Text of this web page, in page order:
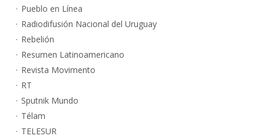
Pueblo en Línea
Radiodifusión Nacional del Uruguay
Rebelión
Resumen Latinoamericano
Revista Movimento
RT
Sputnik Mundo
Télam
TELESUR